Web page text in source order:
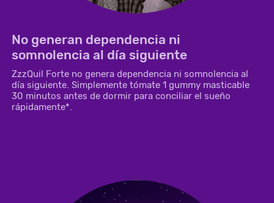
No generan dependencia ni
somnolencia al día siguiente
ZzzQuil Forte no genera dependencia ni somnolencia al
día siguiente. Simplemente tómate 1 gummy masticable
30 minutos antes de dormir para conciliar el sueño
rápidamente*.